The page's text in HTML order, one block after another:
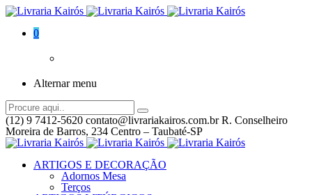
0
Alternar menu
(12) 9 7412-5620 contato@livrariakairos.com.brR. Conselheiro
Moreira de Barros, 234 Centro – Taubaté-SP
ARTIGOS E DECORAÇÃO
Adornos Mesa
Terços